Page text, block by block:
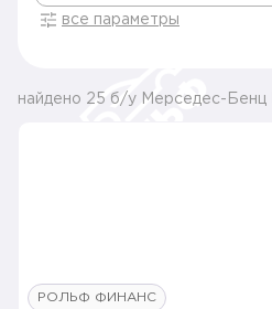
все параметры
найдено 25 б/у Мерседес-Бенц
РОЛЬФ ФИНАНС